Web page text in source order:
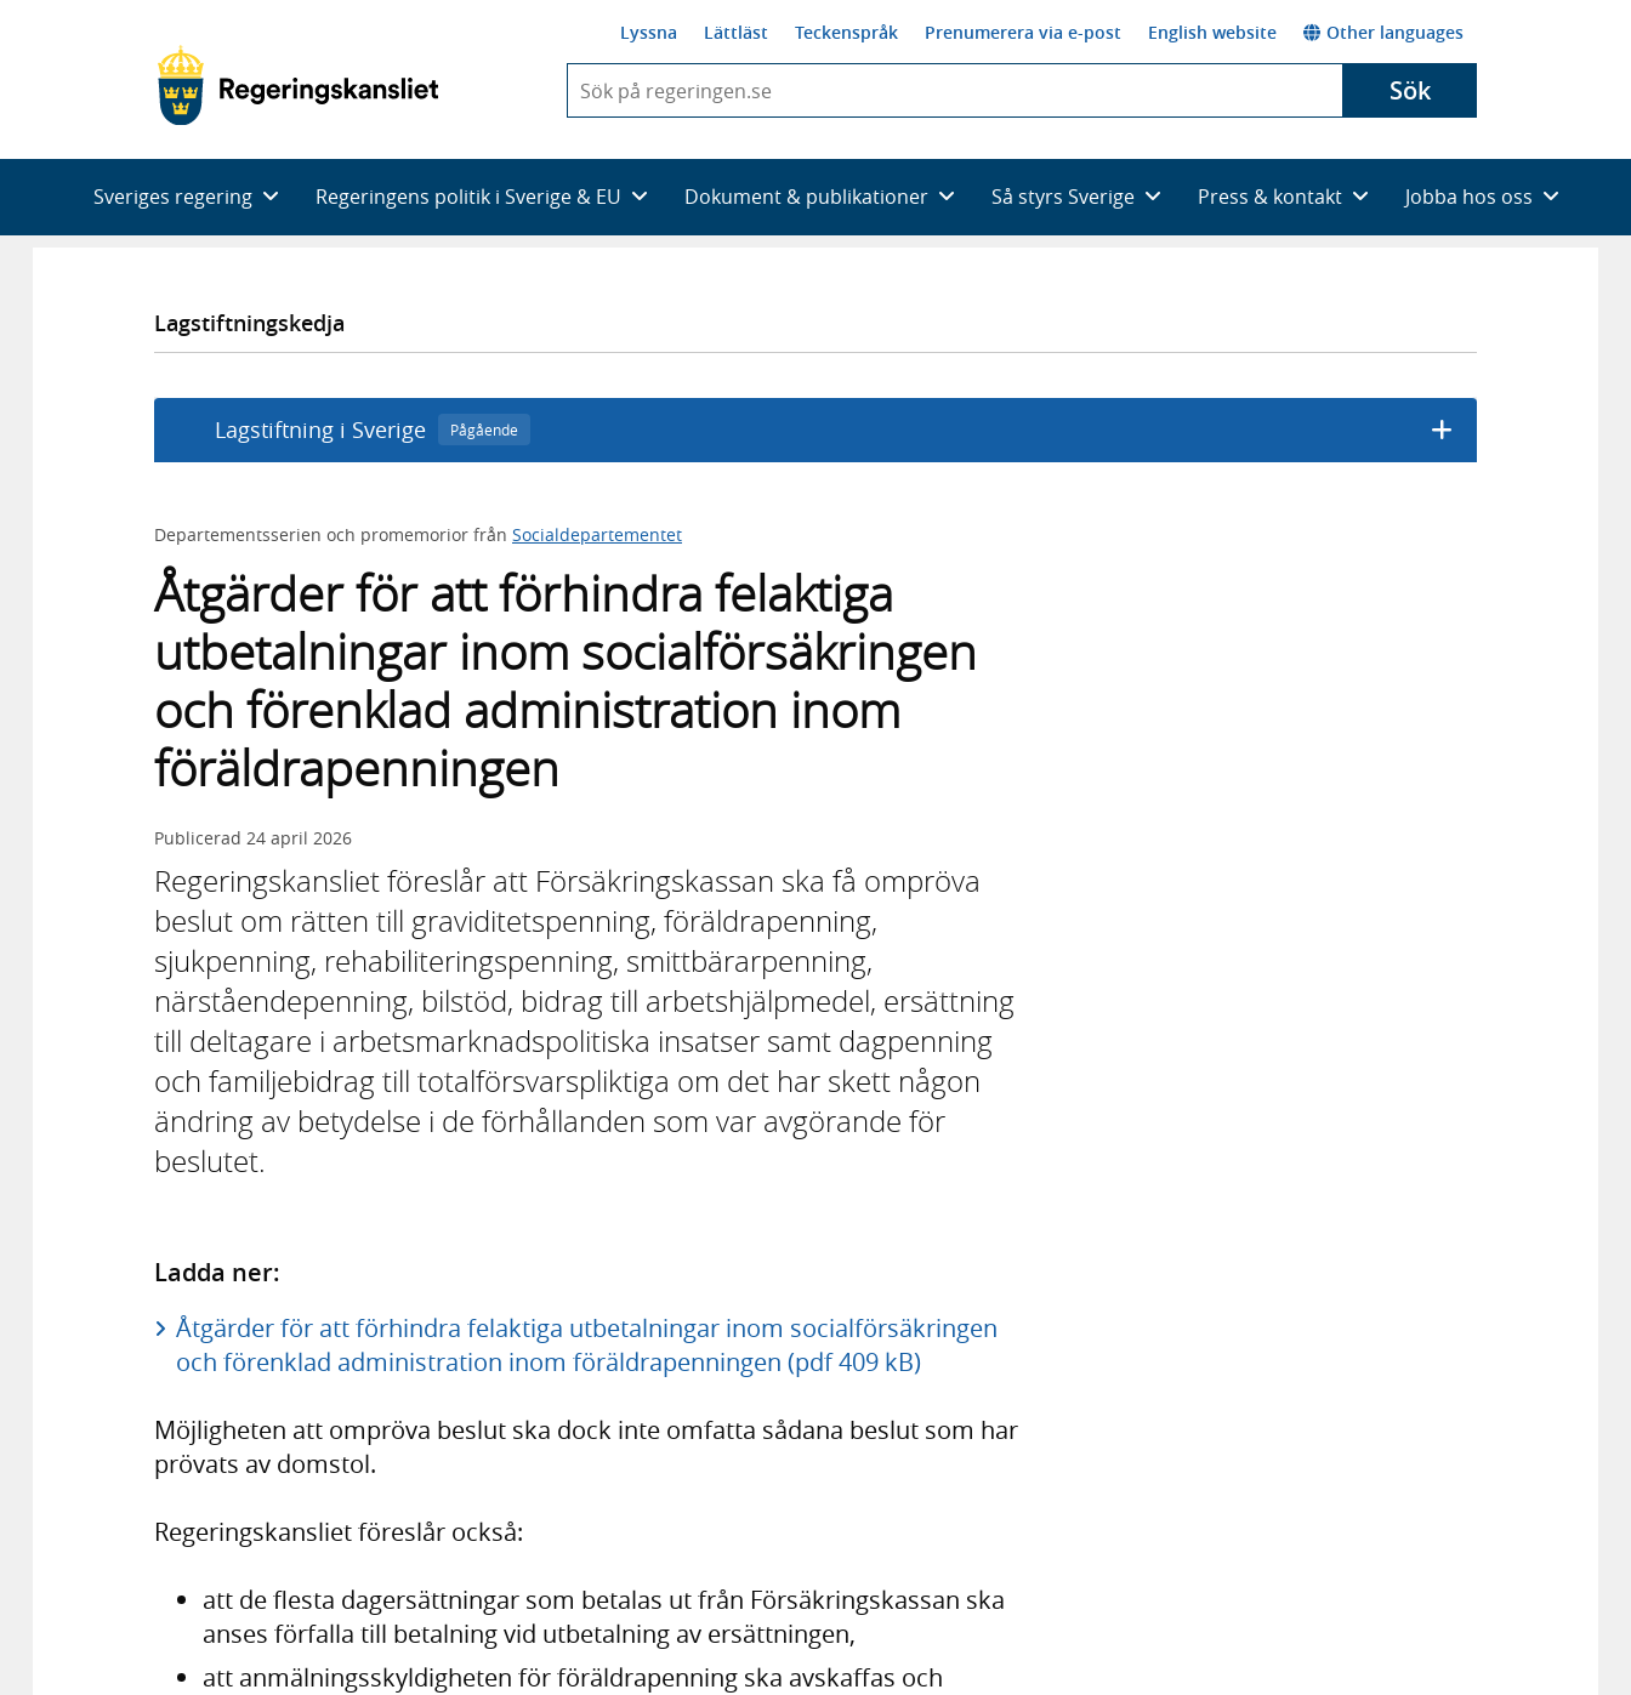
Lyssna Lättläst Teckenspråk Prenumerera via e-post English website Other languages
du
skriva
framträder
en
Sök
Sveriges regering Regeringens politik i Sverige & EU Dokument & publikationer Så styrs Sverige Press & kontakt Jobba hos oss
Lagstiftningskedja
Lagstiftning i Sverige Pågående
Departementsserien och promemorior från Socialdepartementet
Åtgärder för att förhindra felaktiga
utbetalningar inom socialförsäkringen
och förenklad administration inom
föräldrapenningen
Publicerad 24 april 2026
Regeringskansliet föreslår att Försäkringskassan ska få ompröva
beslut om rätten till graviditetspenning, föräldrapenning,
sjukpenning, rehabiliteringspenning, smittbärarpenning,
närståendepenning, bilstöd, bidrag till arbetshjälpmedel, ersättning
till deltagare i arbetsmarknadspolitiska insatser samt dagpenning
och familjebidrag till totalförsvarspliktiga om det har skett någon
ändring av betydelse i de förhållanden som var avgörande för
beslutet.
Ladda ner:
Åtgärder för att förhindra felaktiga utbetalningar inom socialförsäkringen
och förenklad administration inom föräldrapenningen (pdf 409 kB)
Möjligheten att ompröva beslut ska dock inte omfatta sådana beslut som har
prövats av domstol.
Regeringskansliet föreslår också:
att de flesta dagersättningar som betalas ut från Försäkringskassan ska
anses förfalla till betalning vid utbetalning av ersättningen,
att anmälningsskyldigheten för föräldrapenning ska avskaffas och